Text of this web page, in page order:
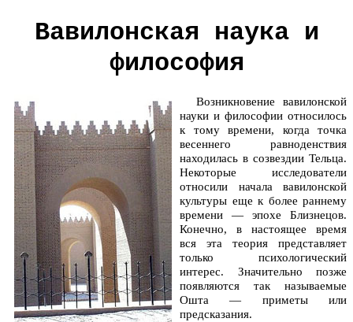
Вавилонская наука и
философия
Возникновение вавилонской
науки и философии относилось
к тому времени, когда точка
весеннего равноденствия
находилась в созвездии Тельца.
Некоторые исследователи
относили начала вавилонской
культуры еще к более раннему
времени — эпохе Близнецов.
Конечно, в настоящее время
вся эта теория представляет
только психологический
интерес. Значительно позже
появляются так называемые
Ошта — приметы или
предсказания.